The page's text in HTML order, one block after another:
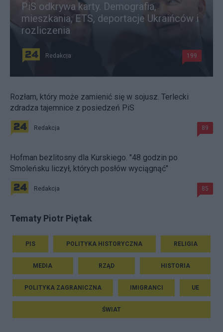
PiS odkrywa karty. Demografia,
mieszkania, ETS, deportacje Ukraińców i
rozliczenia
Redakcja 199
Rozłam, który może zamienić się w sojusz. Terlecki
zdradza tajemnice z posiedzeń PiS
Redakcja 89
Hofman bezlitosny dla Kurskiego. "48 godzin po
Smoleńsku liczył, których posłów wyciągnąć"
Redakcja 85
Tematy Piotr Piętak
PIS POLITYKA HISTORYCZNA RELIGIA
MEDIA RZĄD HISTORIA
POLITYKA ZAGRANICZNA IMIGRANCI UE
ŚWIAT